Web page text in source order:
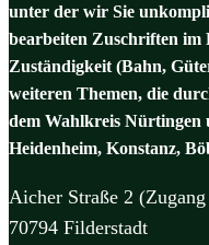
unter der wir Sie
bearbeiten Zuschriften im
Zuständigkeit (Bahn,
weiteren Themen, die
dem Wahlkreis Nürtingen
Heidenheim, Konstanz,
Aicher Straße 2
70794 Filderstadt